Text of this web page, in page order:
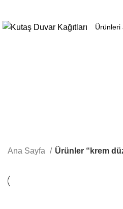
Ana Sayfa Ürünler “krem